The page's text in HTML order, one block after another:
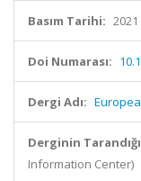
Basım Tarihi: 2021
Doi Numarası:
Dergi Adı:
Derginin
Information Center)